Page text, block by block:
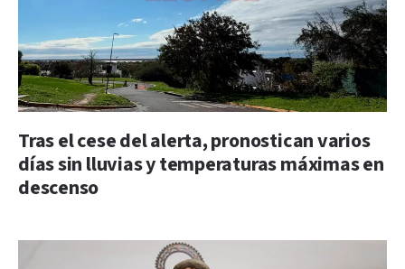
Tras el cese del alerta, pronostican varios
días sin lluvias y temperaturas máximas en
descenso